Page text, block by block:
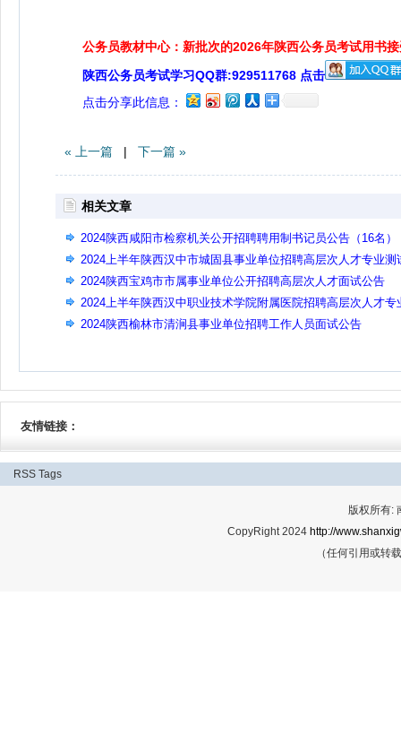
公务员教材中心：新批次的2026年陕西公务员考试用书
陕西公务员考试学习QQ群:929511768 点击
点击分享此信息：
« 上一篇 | 下一篇 »
相关文章
2024陕西咸阳市检察机关公开招聘聘用制书记员公告（16名）
2024上半年陕西汉中市城固县事业单位招聘高层次人才专业测
成绩及面试公告
2024陕西宝鸡市市属事业单位公开招聘高层次人才面试公告
2024上半年陕西汉中职业技术学院附属医院招聘高层次人才专
测试及面试公告
2024陕西榆林市清涧县事业单位招聘工作人员面试公告
友情链接：
RSS Tags
版权所有:
CopyRight 2024 http://
（任何引用或转